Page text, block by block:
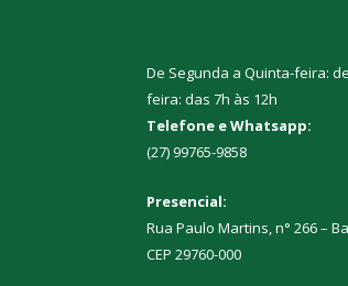
De Segunda a Quinta-feira:
feira: das 7h às 12h
Telefone e Whatsapp:
(27) 99765-9858
Presencial:
Rua Paulo Martins, n° 266 –
CEP 29760-000